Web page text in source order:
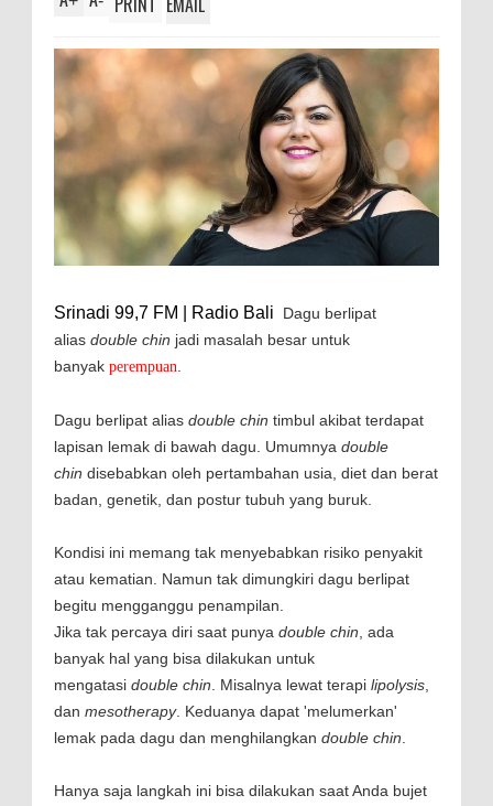
Srinadi 99,7 FM | Radio Bali Dagu berlipat
alias double chin jadi masalah besar untuk
banyak perempuan
Dagu berlipat alias double chin timbul akibat terdapat
lapisan lemak di bawah dagu. Umumnya double
chin disebabkan oleh pertambahan usia, diet dan berat
badan, genetik, dan postur tubuh yang buruk.
Kondisi ini memang tak menyebabkan risiko penyakit
atau kematian. Namun tak dimungkiri dagu berlipat
begitu mengganggu penampilan.
Jika tak percaya diri saat punya double chin , ada
banyak hal yang bisa dilakukan untuk
mengatasi double chin . Misalnya lewat terapi lipolysis
dan mesotherapy. Keduanya dapat 'melumerkan'
lemak pada dagu dan menghilangkan double chin
Hanya saja langkah ini bisa dilakukan saat Anda bujet